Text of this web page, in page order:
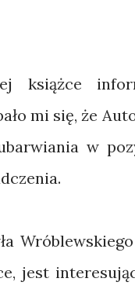
książce
mi się, że
w
jest